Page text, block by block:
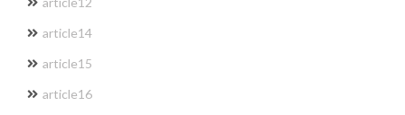
article14
article15
article16